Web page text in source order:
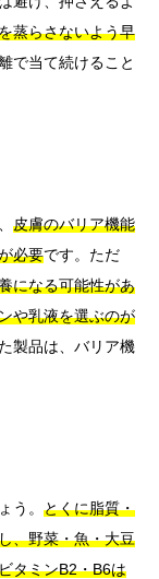
蒸らさないよう早
で当て続けること
皮膚のバリア機能
必要です。ただ
になる可能性があ
や乳液を選ぶのが
製品は、バリア機
う。 とくに脂質・
、野菜・魚・大豆
タミンB2・B6は